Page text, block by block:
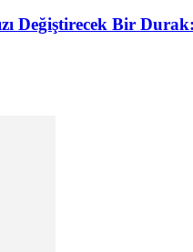
Değiştirecek Bir